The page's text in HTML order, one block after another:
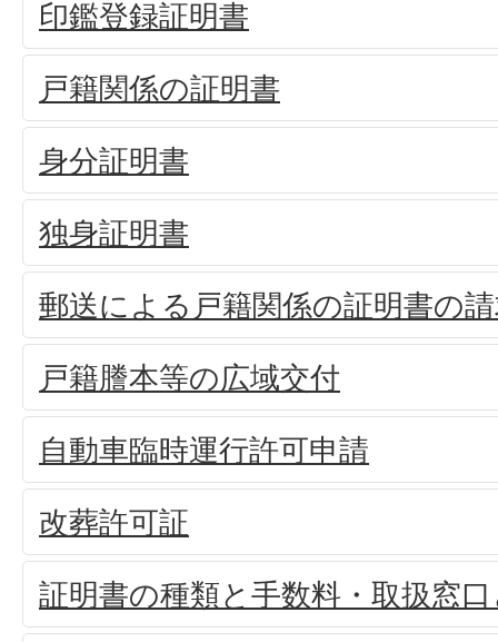
印鑑登録証明書
戸籍関係の証明書
身分証明書
独身証明書
郵送による戸籍関係の証明書の
戸籍謄本等の広域交付
自動車臨時運行許可申請
改葬許可証
証明書の種類と手数料・取扱窓